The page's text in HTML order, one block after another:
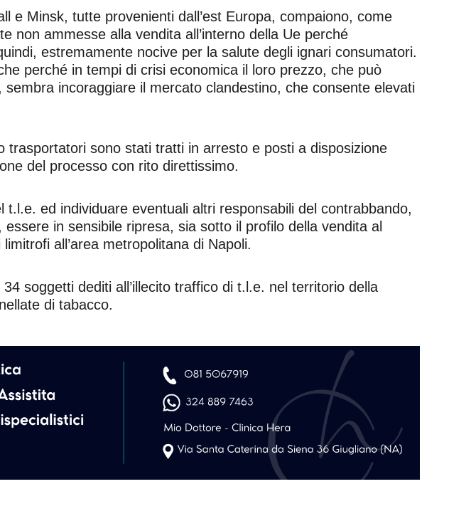
e Minsk, tutte provenienti dall’est Europa, compaiono, come
non ammesse alla vendita all’interno della Ue perché
estremamente nocive per la salute degli ignari consumatori.
perché in tempi di crisi economica il loro prezzo, che può
incoraggiare il mercato clandestino, che consente elevati
trasportatori sono stati tratti in arresto e posti a disposizione
del processo con rito direttissimo.
ed individuare eventuali altri responsabili del contrabbando,
in sensibile ripresa, sia sotto il profilo della vendita al
all’area metropolitana di Napoli.
soggetti dediti all’illecito traffico di t.l.e. nel territorio della
di tabacco.